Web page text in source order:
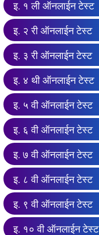
इ. १ ली ऑनलाईन टेस्ट
इ. २ री ऑनलाईन टेस्ट
इ. ३ री ऑनलाईन टेस्ट
इ. ४ थी ऑनलाईन टेस्ट
इ. ५ वी ऑनलाईन टेस्ट
इ. ६ वी ऑनलाईन टेस्ट
इ. ७ वी ऑनलाईन टेस्ट
इ. ८ वी ऑनलाईन टेस्ट
इ. ९ वी ऑनलाईन टेस्ट
इ. १० वी ऑनलाईन टेस्ट